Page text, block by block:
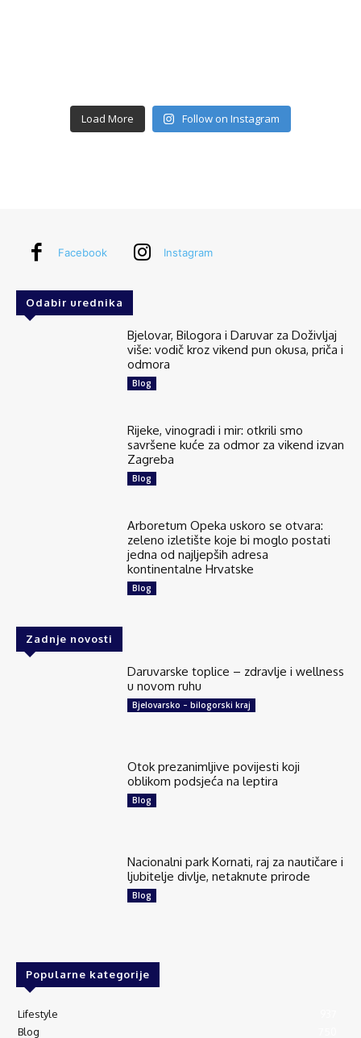
Load More Follow on Instagram
Facebook Instagram
Odabir urednika
Bjelovar, Bilogora i Daruvar za Doživljaj
više: vodič kroz vikend pun okusa, priča i
odmora
Blog
Rijeke, vinogradi i mir: otkrili smo
savršene kuće za odmor za vikend izvan
Zagreba
Blog
Arboretum Opeka uskoro se otvara:
zeleno izletište koje bi moglo postati
jedna od najljepših adresa
kontinentalne Hrvatske
Blog
Zadnje novosti
Daruvarske toplice – zdravlje i wellness
u novom ruhu
Bjelovarsko – bilogorski kraj
Otok prezanimljive povijesti koji
oblikom podsjeća na leptira
Blog
Nacionalni park Kornati, raj za nautičare i
ljubitelje divlje, netaknute prirode
Blog
Popularne kategorije
Lifestyle
Blog